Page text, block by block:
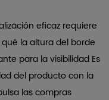
eficaz requiere
qué la altura del borde
para la visibilidad Es
del producto con la
las compras